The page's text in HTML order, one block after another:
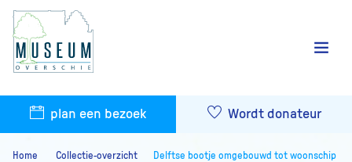
plan een bezoek Wordt donateur
Home Collectie-overzicht Delftse bootje omgebouwd tot woonschip